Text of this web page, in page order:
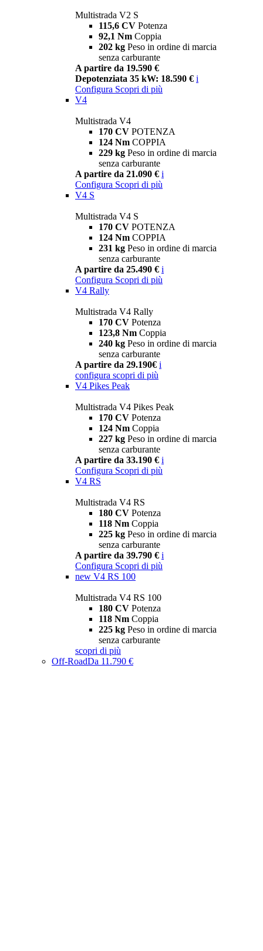
Multistrada V2 S
115,6 CV Potenza
92,1 Nm Coppia
202 kg Peso in ordine di marcia
senza carburante
A partire da 19.590 €
Depotenziata 35 kW: 18.590 € i
Configura Scopri di più
V4
Multistrada V4
170 CV POTENZA
124 Nm COPPIA
229 kg Peso in ordine di marcia
senza carburante
A partire da 21.090 € i
Configura Scopri di più
V4 S
Multistrada V4 S
170 CV POTENZA
124 Nm COPPIA
231 kg Peso in ordine di marcia
senza carburante
A partire da 25.490 € i
Configura Scopri di più
V4 Rally
Multistrada V4 Rally
170 CV Potenza
123,8 Nm Coppia
240 kg Peso in ordine di marcia
senza carburante
A partire da 29.190€ i
configura scopri di più
V4 Pikes Peak
Multistrada V4 Pikes Peak
170 CV Potenza
124 Nm Coppia
227 kg Peso in ordine di marcia
senza carburante
A partire da 33.190 € i
Configura Scopri di più
V4 RS
Multistrada V4 RS
180 CV Potenza
118 Nm Coppia
225 kg Peso in ordine di marcia
senza carburante
A partire da 39.790 € i
Configura Scopri di più
new V4 RS 100
Multistrada V4 RS 100
180 CV Potenza
118 Nm Coppia
225 kg Peso in ordine di marcia
senza carburante
scopri di più
Off-RoadDa 11.790 €